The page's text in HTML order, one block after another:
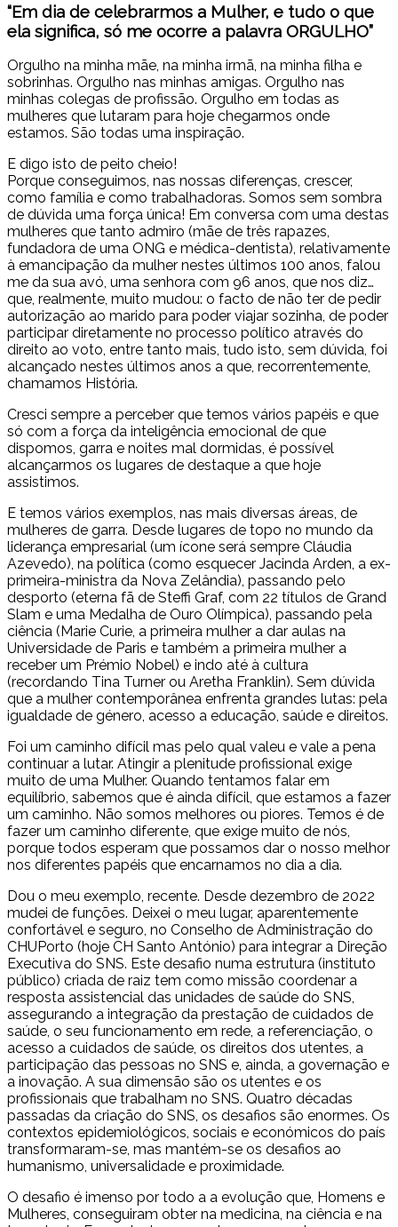
“Em dia de celebrarmos a Mulher, e tudo o que
ela significa, só me ocorre a palavra ORGULHO”
Orgulho na minha mãe, na minha irmã, na minha filha e
sobrinhas. Orgulho nas minhas amigas. Orgulho nas
minhas colegas de profissão. Orgulho em todas as
mulheres que lutaram para hoje chegarmos onde
estamos. São todas uma inspiração.
E digo isto de peito cheio!
Porque conseguimos, nas nossas diferenças, crescer,
como família e como trabalhadoras. Somos sem sombra
de dúvida uma força única! Em conversa com uma destas
mulheres que tanto admiro (mãe de três rapazes,
fundadora de uma ONG e médica-dentista), relativamente
à emancipação da mulher nestes últimos 100 anos, falou
me da sua avó, uma senhora com 96 anos, que nos diz…
que, realmente, muito mudou: o facto de não ter de pedir
autorização ao marido para poder viajar sozinha, de poder
participar diretamente no processo político através do
direito ao voto, entre tanto mais, tudo isto, sem dúvida, foi
alcançado nestes últimos anos a que, recorrentemente,
chamamos História.
Cresci sempre a perceber que temos vários papéis e que
só com a força da inteligência emocional de que
dispomos, garra e noites mal dormidas, é possível
alcançarmos os lugares de destaque a que hoje
assistimos.
E temos vários exemplos, nas mais diversas áreas, de
mulheres de garra. Desde lugares de topo no mundo da
liderança empresarial (um ícone será sempre Cláudia
Azevedo), na política (como esquecer Jacinda Arden, a ex-
primeira-ministra da Nova Zelândia), passando pelo
desporto (eterna fã de Steffi Graf, com 22 títulos de Grand
Slam e uma Medalha de Ouro Olímpica), passando pela
ciência (Marie Curie, a primeira mulher a dar aulas na
Universidade de Paris e também a primeira mulher a
receber um Prémio Nobel) e indo até à cultura
(recordando Tina Turner ou Aretha Franklin). Sem dúvida
que a mulher contemporânea enfrenta grandes lutas: pela
igualdade de género, acesso a educação, saúde e direitos.
Foi um caminho difícil mas pelo qual valeu e vale a pena
continuar a lutar. Atingir a plenitude profissional exige
muito de uma Mulher. Quando tentamos falar em
equilíbrio, sabemos que é ainda difícil, que estamos a fazer
um caminho. Não somos melhores ou piores. Temos é de
fazer um caminho diferente, que exige muito de nós,
porque todos esperam que possamos dar o nosso melhor
nos diferentes papéis que encarnamos no dia a dia.
Dou o meu exemplo, recente. Desde dezembro de 2022
mudei de funções. Deixei o meu lugar, aparentemente
confortável e seguro, no Conselho de Administração do
CHUPorto (hoje CH Santo António) para integrar a Direção
Executiva do SNS. Este desafio numa estrutura (instituto
público) criada de raiz tem como missão coordenar a
resposta assistencial das unidades de saúde do SNS,
assegurando a integração da prestação de cuidados de
saúde, o seu funcionamento em rede, a referenciação, o
acesso a cuidados de saúde, os direitos dos utentes, a
participação das pessoas no SNS e, ainda, a governação e
a inovação. A sua dimensão são os utentes e os
profissionais que trabalham no SNS. Quatro décadas
passadas da criação do SNS, os desafios são enormes. Os
contextos epidemiológicos, sociais e económicos do país
transformaram-se, mas mantém-se os desafios ao
humanismo, universalidade e proximidade.
O desafio é imenso por todo a a evolução que, Homens e
Mulheres, conseguiram obter na medicina, na ciência e na